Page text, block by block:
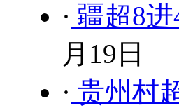
· 疆超8
月19日
· 贵州村